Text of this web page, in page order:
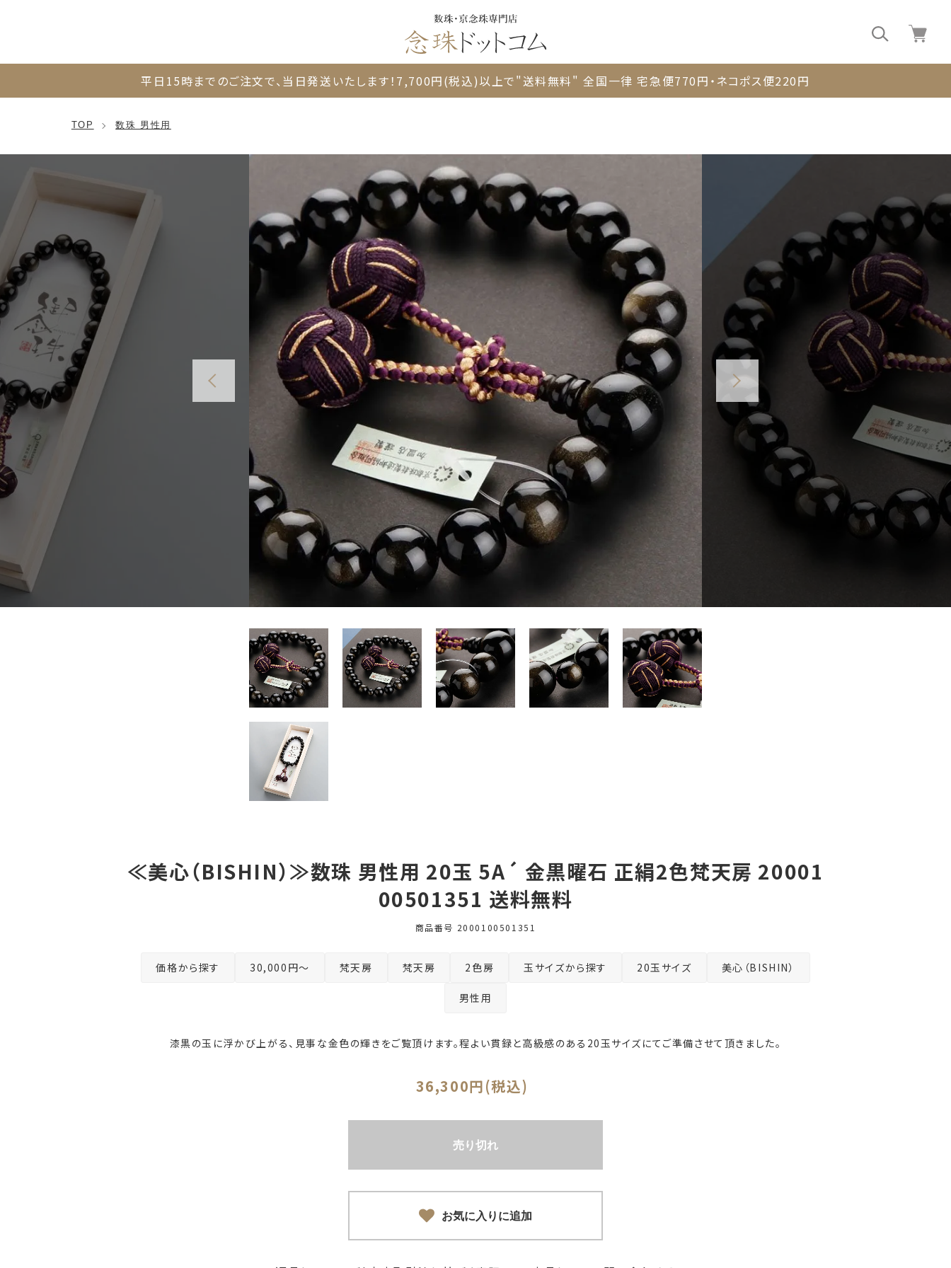
0
平日15時までのご注文で、 当日発送いたします！ 7,700円(税込)以上で"送料無料" 全国一律 宅急便770円・ネコポス便220円
TOP 数珠 男性用
≪美心（BISHIN）≫数珠 男性用 20玉 5A´ 金黒曜石 正絹2色梵天房 20001
00501351 送料無料
商品番号 2000100501351
価格から探す 30,000円～ 梵天房 梵天房 2色房 玉サイズから探す 20玉サイズ 美心（BISHIN）
男性用
漆黒の玉に浮かび上がる、見事な金色の輝きをご覧頂けます。程よい貫録と高級感のある20玉サイズにてご準備させて頂きました。
36,300円(税込)
売り切れ
お気に入りに追加